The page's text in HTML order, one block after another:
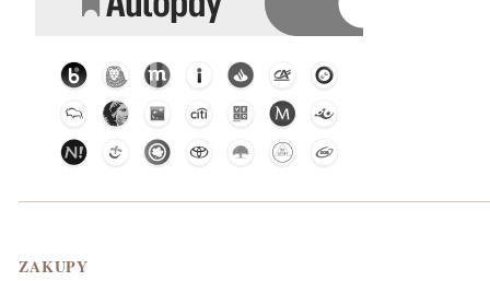
Linki w stopce
ZAKUPY